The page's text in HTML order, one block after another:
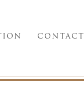
CONTACT